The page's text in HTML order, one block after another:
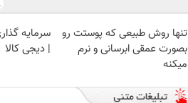
تنها روش طبیعی که پوستت رو
بصورت عمقی ابرسانی و نرم
میکنه
سرمایه
| دیجی کالا